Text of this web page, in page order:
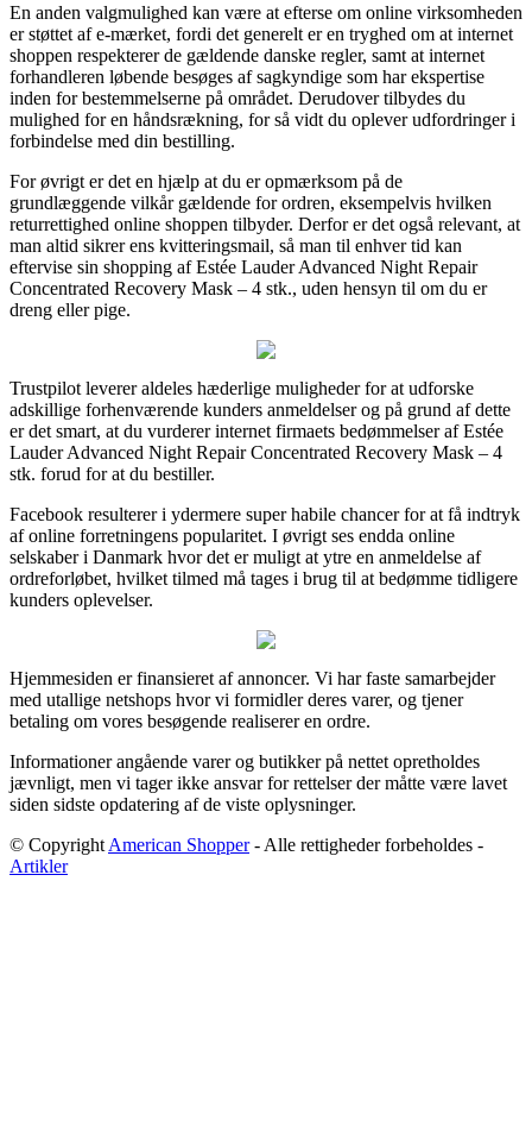
En anden valgmulighed kan være at efterse om online virksomheden
er støttet af e-mærket, fordi det generelt er en tryghed om at internet
shoppen respekterer de gældende danske regler, samt at internet
forhandleren løbende besøges af sagkyndige som har ekspertise
inden for bestemmelserne på området. Derudover tilbydes du
mulighed for en håndsrækning, for så vidt du oplever udfordringer i
forbindelse med din bestilling.
For øvrigt er det en hjælp at du er opmærksom på de
grundlæggende vilkår gældende for ordren, eksempelvis hvilken
returrettighed online shoppen tilbyder. Derfor er det også relevant, at
man altid sikrer ens kvitteringsmail, så man til enhver tid kan
eftervise sin shopping af Estée Lauder Advanced Night Repair
Concentrated Recovery Mask – 4 stk., uden hensyn til om du er
dreng eller pige.
Trustpilot leverer aldeles hæderlige muligheder for at udforske
adskillige forhenværende kunders anmeldelser og på grund af dette
er det smart, at du vurderer internet firmaets bedømmelser af Estée
Lauder Advanced Night Repair Concentrated Recovery Mask – 4
stk. forud for at du bestiller.
Facebook resulterer i ydermere super habile chancer for at få indtryk
af online forretningens popularitet. I øvrigt ses endda online
selskaber i Danmark hvor det er muligt at ytre en anmeldelse af
ordreforløbet, hvilket tilmed må tages i brug til at bedømme tidligere
kunders oplevelser.
Hjemmesiden er finansieret af annoncer. Vi har faste samarbejder
med utallige netshops hvor vi formidler deres varer, og tjener
betaling om vores besøgende realiserer en ordre.
Informationer angående varer og butikker på nettet opretholdes
jævnligt, men vi tager ikke ansvar for rettelser der måtte være lavet
siden sidste opdatering af de viste oplysninger.
© Copyright American Shopper- Alle rettigheder forbeholdes -
Artikler